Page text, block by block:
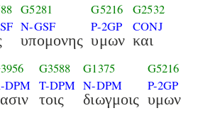
G5281
N-GSF
υπομονης
G5216
P-2GP
υμων
G2532
CONJ
και
DPM
G3588
T-DPM
τοις
G1375
N-DPM
διωγμοις
G5216
P-2GP
υμων